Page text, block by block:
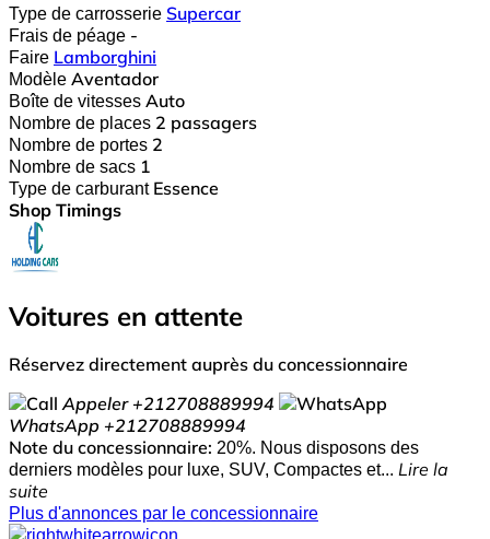
Type de carrosserie Supercar
Frais de péage -
Faire Lamborghini
Modèle Aventador
Boîte de vitesses Auto
Nombre de places 2 passagers
Nombre de portes 2
Nombre de sacs 1
Type de carburant Essence
Shop Timings
Voitures en attente
Réservez directement auprès du concessionnaire
Appeler +212708889994
WhatsApp +212708889994
Note du concessionnaire: 20%. Nous disposons des
derniers modèles pour luxe, SUV, Compactes et... Lire la
suite
Plus d'annonces par le concessionnaire